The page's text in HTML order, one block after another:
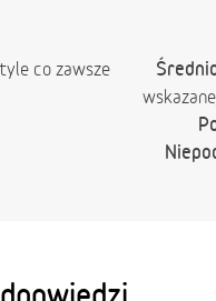
co zawsze